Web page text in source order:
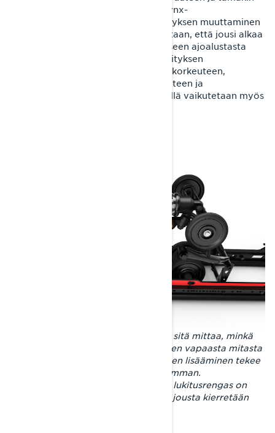
toimenpide on tehtävissä kaikkiin Lynx-
moottorikelkkoihin. Jousen esijännityksen muuttaminen
vaikuttaa siihen voimaan, joka tarvitaan, että jousi alkaa
painua kasaan kuorman tai jousitukseen ajoalustasta
kohdistuvan iskun voimasta. Esijännityksen
muuttaminen vaikuttaa kelkan kulkukorkeuteen,
kulkuasentoon sekä jouston herkkyyteen ja
kantavuuteen. Esijännityksen säädöllä vaikutetaan myös
Jousen esijännityksellä tarkoitetaan sitä mittaa, minkä
verran jousta on puristettu kasaan sen vapaasta mitasta
esijännityksen säädöllä. Esijännityksen lisääminen tekee
jousituksesta kovemman ja kantavamman.
Esijännityksen säätöä varten jousen lukitusrengas on
kierrettävä ensin auki, jonka jälkeen jousta kierretään